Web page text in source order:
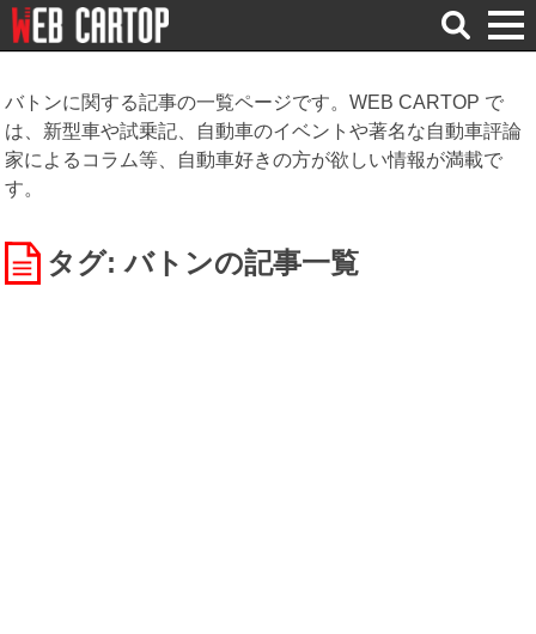
検
索
バトンに関する記事の一覧ページです。WEB CARTOP で
は、新型車や試乗記、自動車のイベントや著名な自動車評論
家によるコラム等、自動車好きの方が欲しい情報が満載で
す。
タグ: バトンの記事一覧